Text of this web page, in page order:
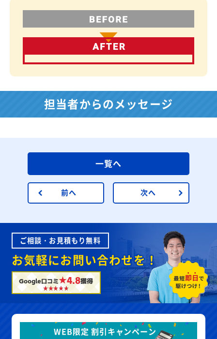
担当者からのメッセージ
前へ
一覧へ
次へ
ご相談・お見積もり無料
お気軽にお問い合わせを！
Google口コミ★4.8獲得
WEB限定 割引キャンペーン